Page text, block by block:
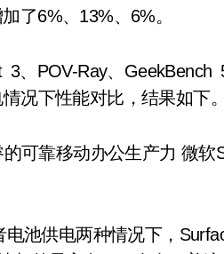
了6%、13%、6%。
POV-Ray、GeekBench
况下性能对比，结果如下
供电两种情况下，